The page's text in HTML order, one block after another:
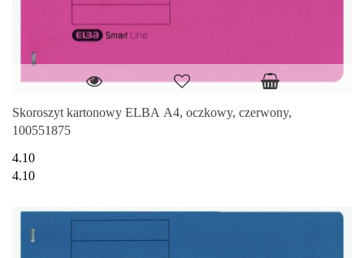
Skoroszyt kartonowy ELBA A4, oczkowy, czerwony,
100551875
4.10
4.10